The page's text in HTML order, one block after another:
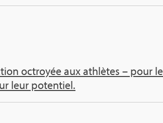
octroyée aux ath­lètes – pour
leur poten­tiel.